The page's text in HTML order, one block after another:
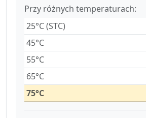
Przy różnych temperaturach:
25°C (STC)
45°C
55°C
65°C
75°C